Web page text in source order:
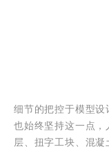
细节的把控于模型设
也始终坚持这一点
层、扭字工块、混